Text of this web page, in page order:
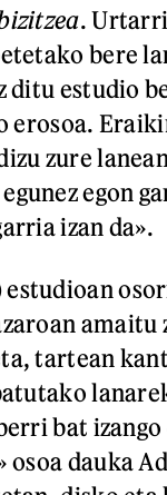
.
bere
ditu estudio
erosoa.
zure
egon
izan da».
estudioan
amaitu
tartean
bat
dauka